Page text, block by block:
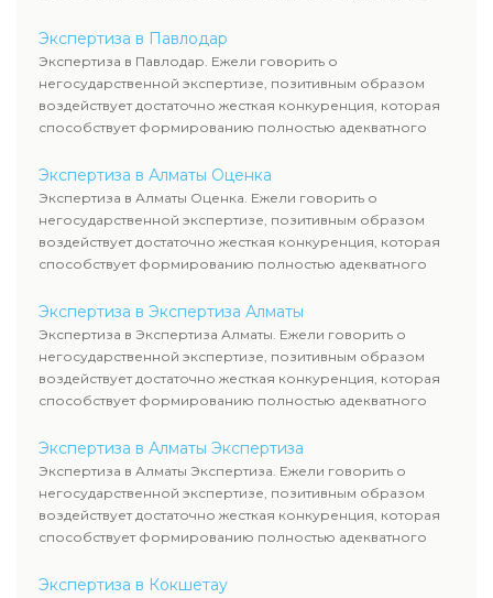
Экспертиза в Павлодар
Экспертиза в Павлодар. Ежели говорить о
негосударственной экспертизе, позитивным образом
воздействует достаточно жесткая конкуренция, которая
способствует формированию полностью адекватного
Экспертиза в Алматы Оценка
Экспертиза в Алматы Оценка. Ежели говорить о
негосударственной экспертизе, позитивным образом
воздействует достаточно жесткая конкуренция, которая
способствует формированию полностью адекватного
Экспертиза в Экспертиза Алматы
Экспертиза в Экспертиза Алматы. Ежели говорить о
негосударственной экспертизе, позитивным образом
воздействует достаточно жесткая конкуренция, которая
способствует формированию полностью адекватного
Экспертиза в Алматы Экспертиза
Экспертиза в Алматы Экспертиза. Ежели говорить о
негосударственной экспертизе, позитивным образом
воздействует достаточно жесткая конкуренция, которая
способствует формированию полностью адекватного
Экспертиза в Кокшетау